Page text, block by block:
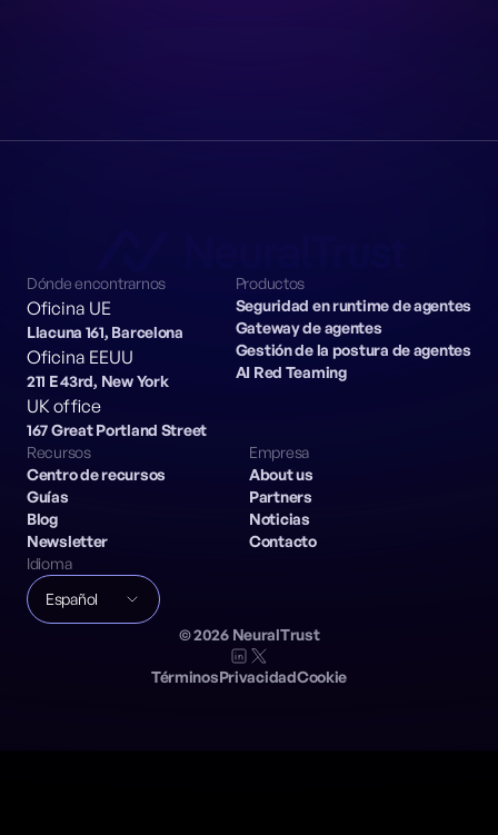
Dónde encontrarnos
Oficina UE
Llacuna 161, Barcelona
Oficina EEUU
211 E 43rd, New York
UK office
167 Great Portland Street
Productos
Seguridad en runtime de agentes
Gateway de agentes
Gestión de la postura de agentes
AI Red Teaming
Recursos
Centro de recursos
Guías
Blog
Newsletter
Empresa
About us
Partners
Noticias
Contacto
Idioma
Español
©2026NeuralTrust
TérminosPrivacidadCookie